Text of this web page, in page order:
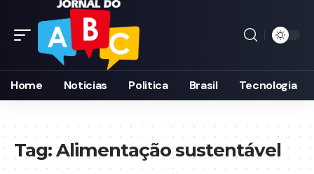
Home Noticias Politica Brasil Tecnologia
Tag:Alimentação sustentável